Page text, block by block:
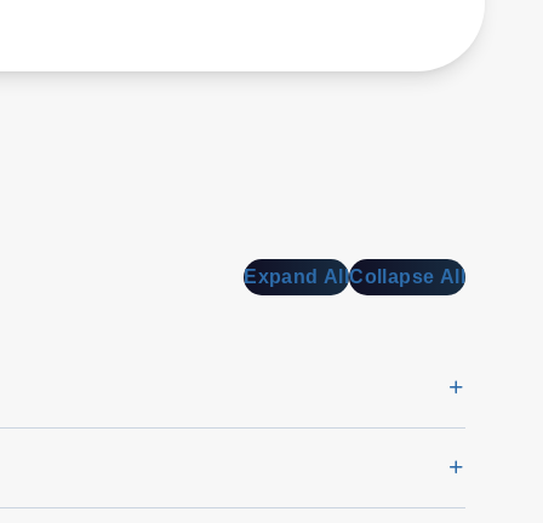
Expand AllCollapse All